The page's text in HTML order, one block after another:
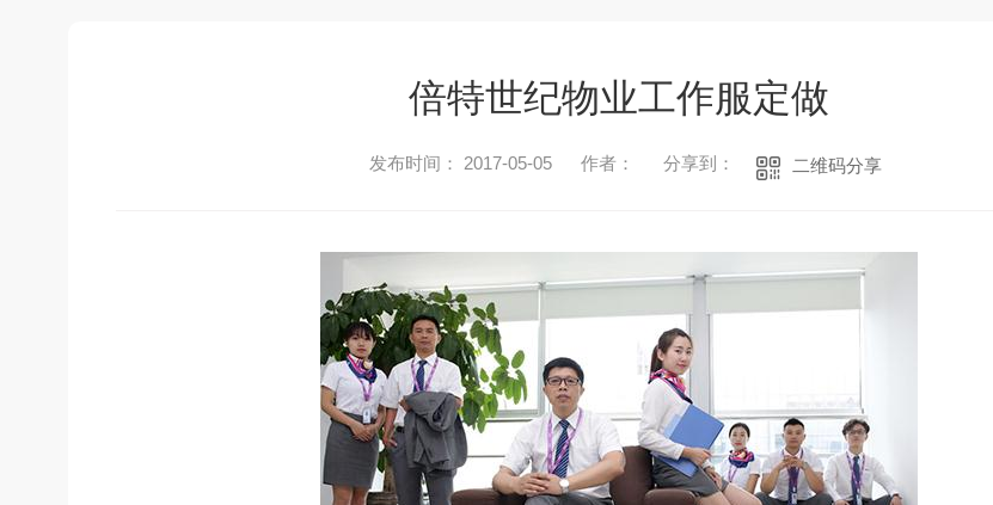
1 2 3
倍特世纪物业工作服定做
发布时间： 2017-05-05 作者： 分享到： 二维码分享